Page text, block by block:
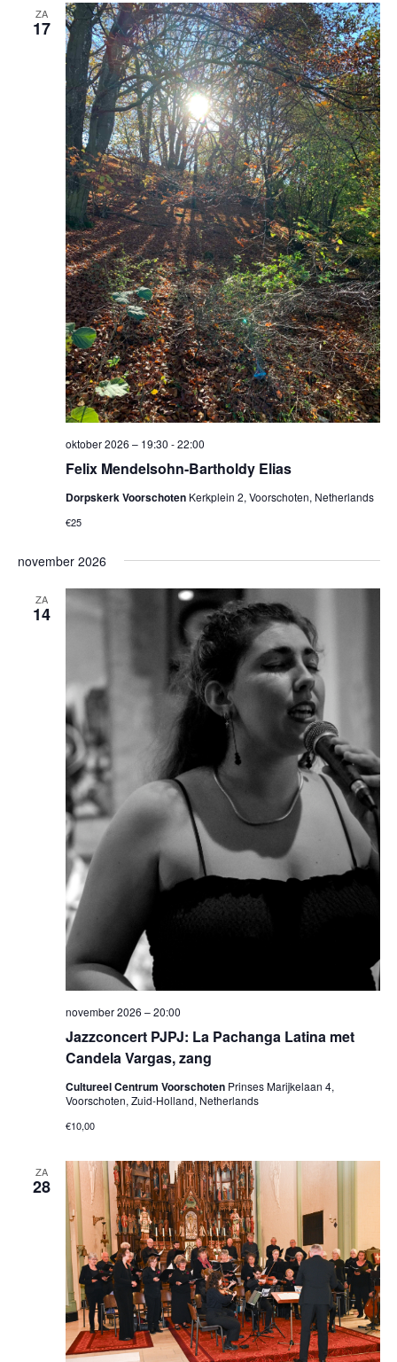
ZA
17
Felix Mendelsohn-Bartholdy Elias
oktober 2026 – 19:30 -22:00
Dorpskerk Voorschoten Kerkplein 2, Voorschoten, Netherlands
€25
november 2026
ZA
14
Jazzconcert PJPJ: La Pachanga Latina met
Candela Vargas, zang
november 2026 – 20:00
Cultureel Centrum Voorschoten Prinses Marijkelaan 4,
Voorschoten, Zuid-Holland, Netherlands
€10,00
ZA
28